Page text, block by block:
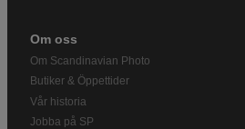
Om oss
Om Scandinavian Photo
Butiker & Öppettider
Vår historia
Jobba på SP